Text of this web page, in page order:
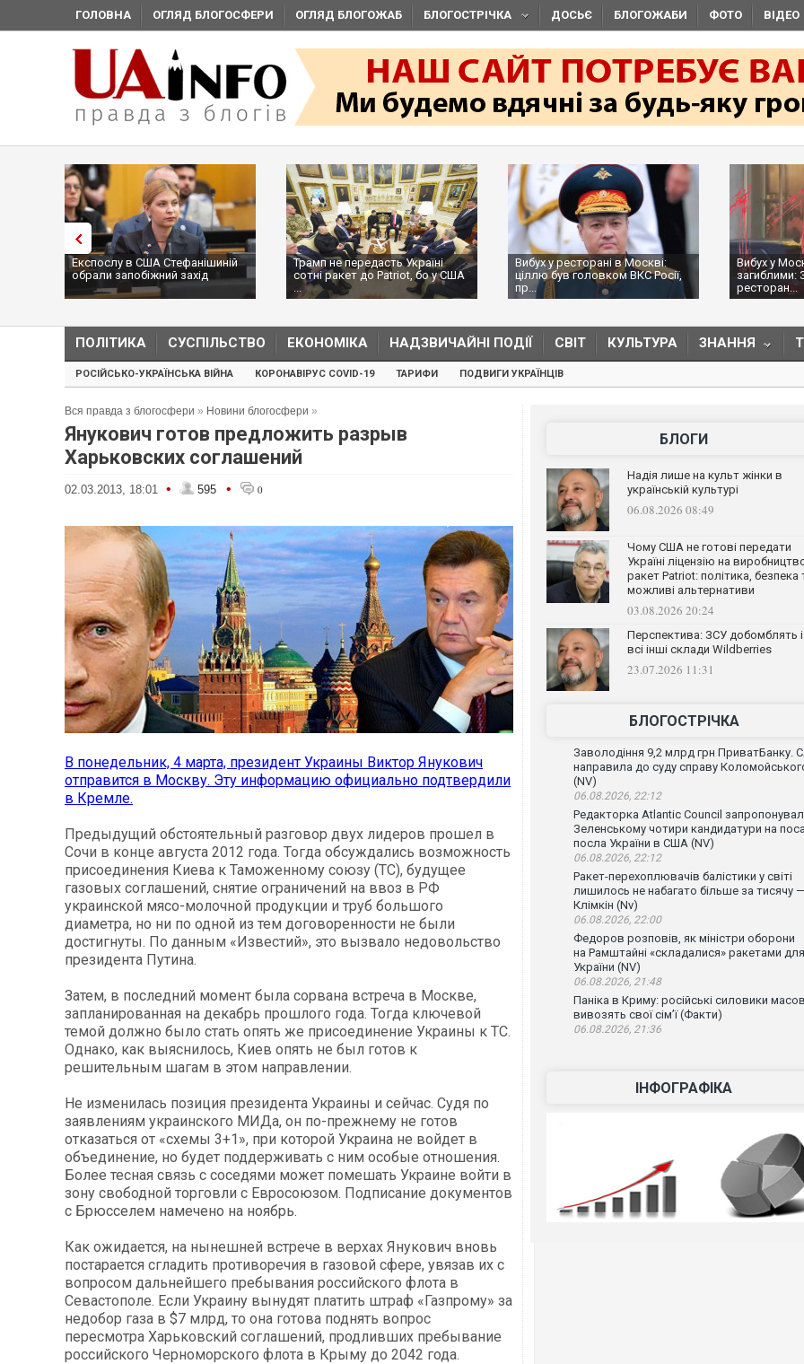
ГОЛОВНА ОГЛЯД БЛОГОСФЕРИ ОГЛЯД БЛОГОЖАБ БЛОГОСТРІЧКА ДОСЬЄ БЛОГОЖАБИ ФОТО ВІДЕО
Експослу в США Стефанішиній
обрали запобіжний захід
Трамп не передасть Україні
сотні ракет до Patriot, бо у США
...
Вибух у ресторані в Москві:
ціллю був головком ВКС Росії,
пр...
Вибух у
загиблими:
ресторан...
ПОЛІТИКА СУСПІЛЬСТВО ЕКОНОМІКА НАДЗВИЧАЙНІ ПОДІЇ СВІТ КУЛЬТУРА ЗНАННЯ
РОСІЙСЬКО-УКРАЇНСЬКА ВІЙНА КОРОНАВІРУС COVID-19 ТАРИФИ ПОДВИГИ УКРАЇНЦІВ
Вся правда з блогосфери » Новини блогосфери »
Янукович готов предложить разрыв
Харьковских соглашений
02.03.2013, 18:01 • 595 • 0
В понедельник, 4 марта, президент Украины Виктор Янукович
отправится в Москву. Эту информацию официально подтвердили
в Кремле.
Предыдущий обстоятельный разговор двух лидеров прошел в
Сочи в конце августа 2012 года. Тогда обсуждались возможность
присоединения Киева к Таможенному союзу (ТС), будущее
газовых соглашений, снятие ограничений на ввоз в РФ
украинской мясо-молочной продукции и труб большого
диаметра, но ни по одной из тем договоренности не были
достигнуты. По данным «Известий», это вызвало недовольство
президента Путина.
Затем, в последний момент была сорвана встреча в Москве,
запланированная на декабрь прошлого года. Тогда ключевой
темой должно было стать опять же присоединение Украины к ТС.
Однако, как выяснилось, Киев опять не был готов к
решительным шагам в этом направлении.
Не изменилась позиция президента Украины и сейчас. Судя по
заявлениям украинского МИДа, он по-прежнему не готов
отказаться от «схемы 3+1», при которой Украина не войдет в
объединение, но будет поддерживать с ним особые отношения.
Более тесная связь с соседями может помешать Украине войти в
зону свободной торговли с Евросоюзом. Подписание документов
с Брюсселем намечено на ноябрь.
Как ожидается, на нынешней встрече в верхах Янукович вновь
постарается сгладить противоречия в газовой сфере, увязав их с
вопросом дальнейшего пребывания российского флота в
Севастополе. Если Украину вынудят платить штраф «Газпрому» за
недобор газа в $7 млрд, то она готова поднять вопрос
пересмотра Харьковский соглашений, продливших пребывание
российского Черноморского флота в Крыму до 2042 года.
БЛОГИ
Надія лише на культ жінки в
українській культурі
06.08.2026 08:49
Чому США не готові передати
Україні ліцензію на
ракет Patriot: політика, безпека
можливі альтернативи
03.08.2026 20:24
Перспектива: ЗСУ добомблять і
всі інші склади Wildberries
23.07.2026 11:31
БЛОГОСТРІЧКА
Заволодіння 9,2 млрд грн ПриватБанку.
направила до суду справу
(NV)
06.08.2026, 22:12
Редакторка Atlantic Council
Зеленському чотири кандидатури на
посла України в США (NV)
06.08.2026, 22:12
Ракет-перехоплювачів балістики у світі
лишилось не набагато більше за тисячу —
Клімкін (Nv)
06.08.2026, 22:00
Федоров розповів, як міністри оборони
на Рамштайні «складалися» ракетами для
України (NV)
06.08.2026, 21:48
Паніка в Криму: російські силовики
вивозять свої сім’ї (Факти)
06.08.2026, 21:36
ІНФОГРАФІКА